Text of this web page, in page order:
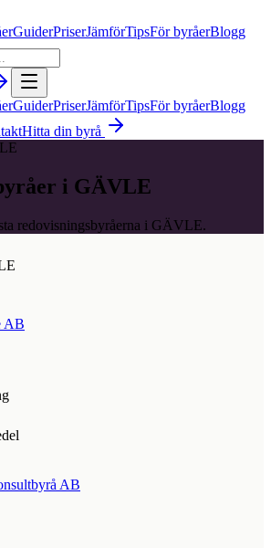
GuiderPriserJämförTipsFör byråerBlogg
GuiderPriserJämförTipsFör byråerBlogg
Hitta din byrå
i GÄVLE
redovisningsbyråerna i GÄVLE.
AB
AB